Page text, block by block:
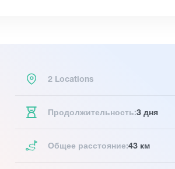
2 Locations
Продолжительность:3 дня
Общее расстояние:43 км